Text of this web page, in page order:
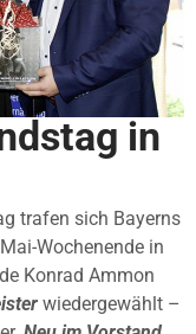
in
trafen sich Bayerns
Wochenende in
Konrad Ammon
wiedergewählt –